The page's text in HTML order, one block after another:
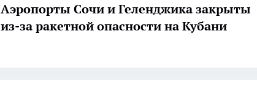
Аэропорты Сочи и Геленджика закрыты
из-за ракетной опасности на Кубани